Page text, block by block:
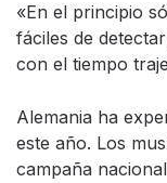
«En el principio
fáciles de
con el tiempo
Alemania ha
este año. Los
campaña